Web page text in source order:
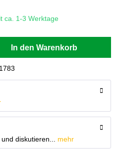
ca. 1-3 Werktage
In den Warenkorb
diskutieren...
mehr